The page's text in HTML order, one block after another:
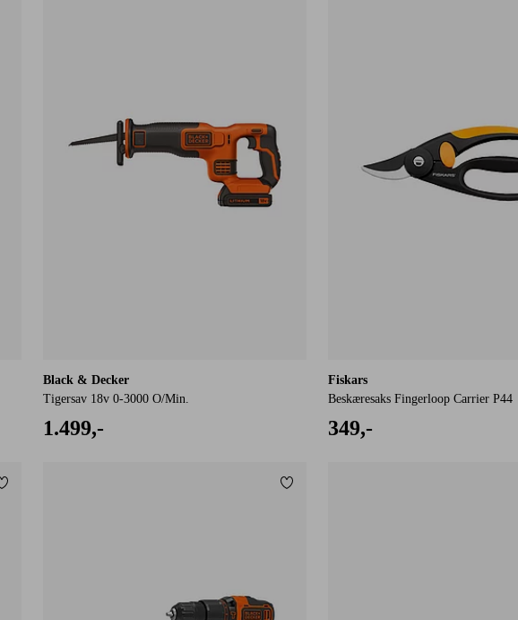
Black & Decker
Tigersav 18v 0-3000 O/Min.
1.499,-
Fiskars
Beskæresaks Fingerloop Carrier P44
349,-
Tilføj til favoritter Tilføj til favoritter